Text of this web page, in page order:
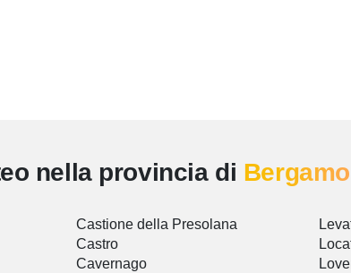
nella provincia di Bergamo
Castione della Presolana
Castro
Cavernago